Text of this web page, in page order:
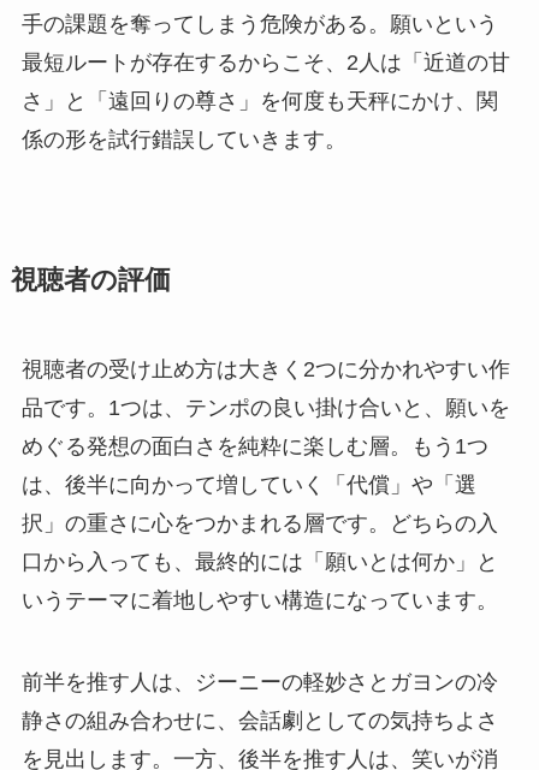
手の課題を奪ってしまう危険がある。願いという
最短ルートが存在するからこそ、2人は「近道の甘
さ」と「遠回りの尊さ」を何度も天秤にかけ、関
係の形を試行錯誤していきます。
視聴者の評価
視聴者の受け止め方は大きく2つに分かれやすい作
品です。1つは、テンポの良い掛け合いと、願いを
めぐる発想の面白さを純粋に楽しむ層。もう1つ
は、後半に向かって増していく「代償」や「選
択」の重さに心をつかまれる層です。どちらの入
口から入っても、最終的には「願いとは何か」と
いうテーマに着地しやすい構造になっています。
前半を推す人は、ジーニーの軽妙さとガヨンの冷
静さの組み合わせに、会話劇としての気持ちよさ
を見出します。一方、後半を推す人は、笑いが消